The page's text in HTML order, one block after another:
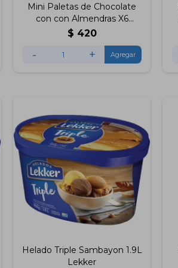
Mini Paletas de Chocolate
con con Almendras X6
Unidades Lekker
$ 420
- +
Helado Triple Sambayon 1.9L
Lekker